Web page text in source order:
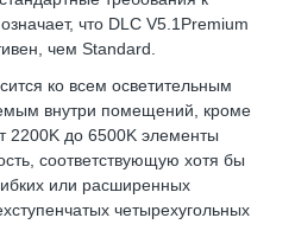
что DLC V5.1Premium
чем Standard.
ко всем осветительным
внутри помещений, кроме
2200K до 6500K элементы
соответствующую хотя бы
или расширенных
четырехугольных